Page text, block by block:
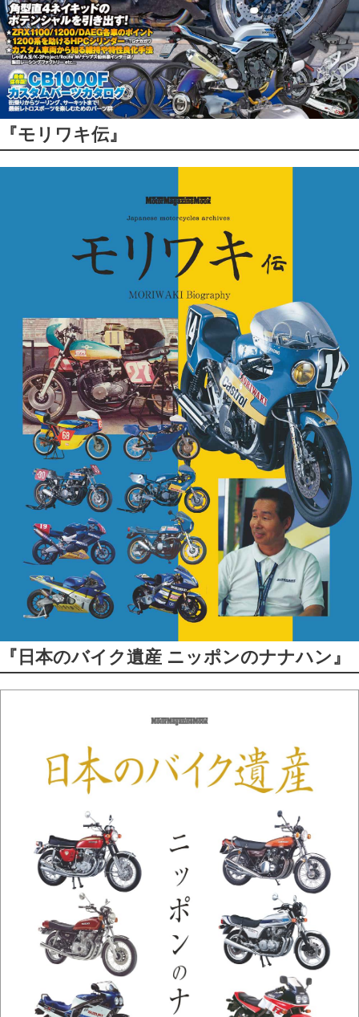
『モリワキ伝』
『日本のバイク遺産 ニッポンのナナハン』